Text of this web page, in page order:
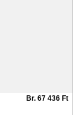
Br. 67 436 Ft